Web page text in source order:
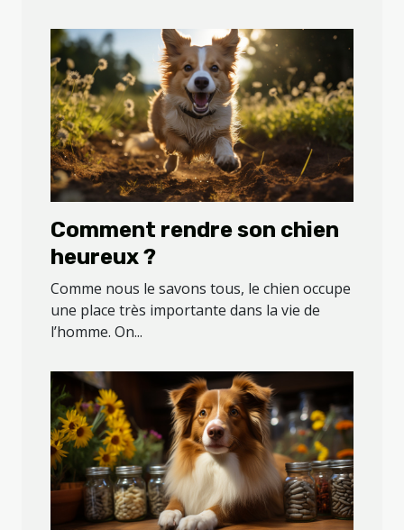
Comment rendre son chien
heureux ?
Comme nous le savons tous, le chien occupe
une place très importante dans la vie de
l’homme. On...